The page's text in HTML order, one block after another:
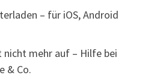
– für iOS, Android
nicht mehr auf – Hilfe bei
& Co.